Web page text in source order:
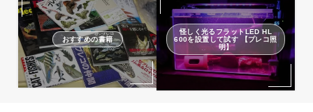
おすすめの書籍
怪しく光るフラットLED HL
600を設置して試す 【プレコ照
明】